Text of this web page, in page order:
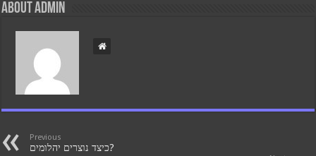
About admin
Previous
כיצד נוצרים יהלומים?